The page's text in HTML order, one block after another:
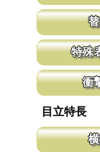
縦挽刃と横挽刃が
は目立ピッチが標
います。
新しい鋸刃に取り
鋸刃のマーキング
特殊
鋸刃表面にメッキ
ビにより切断材料
衝
耐摩耗性に優れ、
目立特長